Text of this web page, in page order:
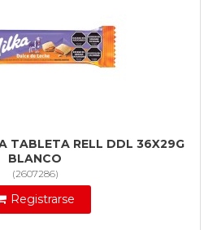
TABLETA RELL DDL 36X29G
BLANCO
(2607286)
Registrarse